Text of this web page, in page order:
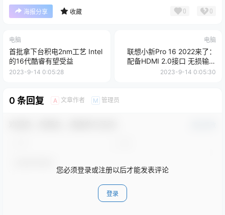
海报分享 收藏 0 0
电脑
首批拿下台积电2nm工艺 Intel
的16代酷睿有望受益
2023-9-14 0:05:28
电脑
联想小新Pro 16 2022来了：
配备HDMI 2.0接口 无损输出
4K/60Hz
2023-9-14 0:05:30
0 条回复 A 文章作者 M 管理员
您必须登录或注册以后才能发表评论
登录